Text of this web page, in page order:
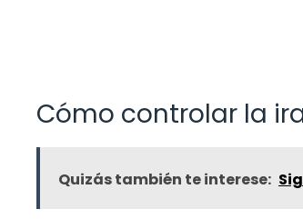
Cómo controlar la
Quizás también te interese: